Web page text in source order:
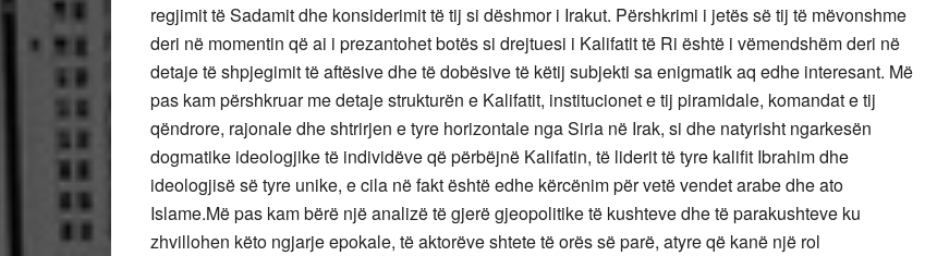
regjimit të Sadamit dhe konsiderimit të tij si dëshmor i Irakut. Përshkrimi i jetës së tij të mëvonshme
deri në momentin që ai i prezantohet botës si drejtuesi i Kalifatit të Ri është i vëmendshëm deri në
detaje të shpjegimit të aftësive dhe të dobësive të këtij subjekti sa enigmatik aq edhe interesant. Më
pas kam përshkruar me detaje strukturën e Kalifatit, institucionet e tij piramidale, komandat e tij
qëndrore, rajonale dhe shtrirjen e tyre horizontale nga Siria në Irak, si dhe natyrisht ngarkesën
dogmatike ideologjike të individëve që përbëjnë Kalifatin, të liderit të tyre kalifit Ibrahim dhe
ideologjisë së tyre unike, e cila në fakt është edhe kërcënim për vetë vendet arabe dhe ato
Islame.Më pas kam bërë një analizë të gjerë gjeopolitike të kushteve dhe të parakushteve ku
zhvillohen këto ngjarje epokale, të aktorëve shtete të orës së parë, atyre që kanë një rol